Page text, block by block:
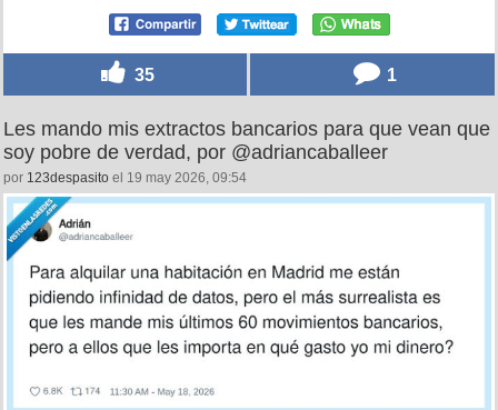
35 1
Les mando mis extractos bancarios para que vean que
soy pobre de verdad, por @adriancaballeer
por 123despasito el 19 may 2026, 09:54